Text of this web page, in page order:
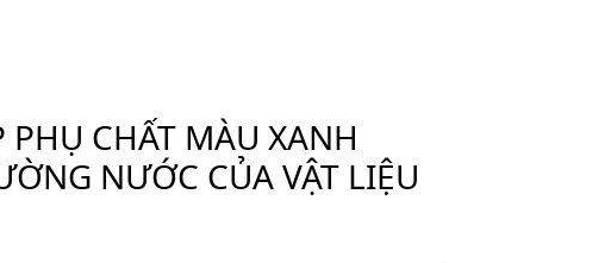
PHỤ CHẤT MÀU XANH
NƯỚC CỦA VẬT LIỆU